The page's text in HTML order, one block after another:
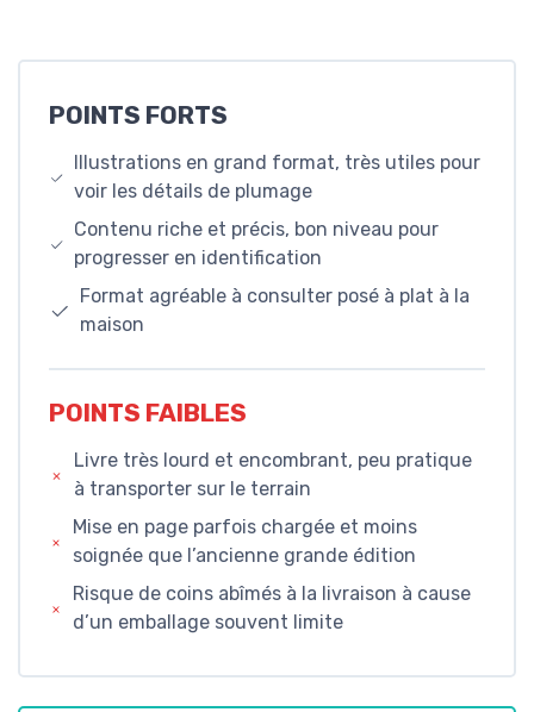
POINTS FORTS
Illustrations en grand format, très utiles pour
voir les détails de plumage
Contenu riche et précis, bon niveau pour
progresser en identification
Format agréable à consulter posé à plat à la
maison
POINTS FAIBLES
Livre très lourd et encombrant, peu pratique
à transporter sur le terrain
Mise en page parfois chargée et moins
soignée que l’ancienne grande édition
Risque de coins abîmés à la livraison à cause
d’un emballage souvent limite